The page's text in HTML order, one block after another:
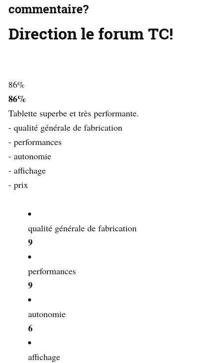
commentaire?
Direction le forum TC!
86%
86%
Tablette superbe et très performante.
- qualité générale de fabrication
- performances
- autonomie
- affichage
- prix
qualité générale de fabrication
9
performances
9
autonomie
6
affichage